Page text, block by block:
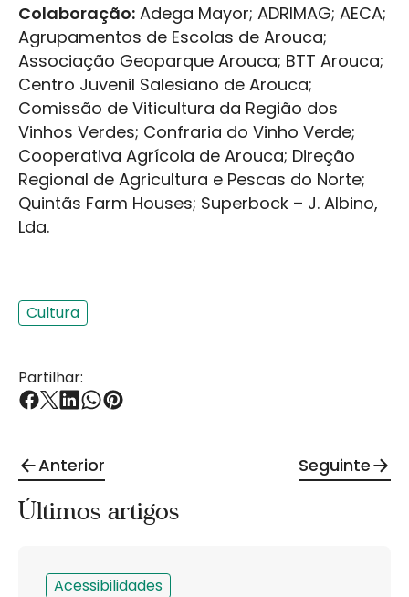
Colaboração: Adega Mayor; ADRIMAG; AECA;
Agrupamentos de Escolas de Arouca;
Associação Geoparque Arouca; BTT Arouca;
Centro Juvenil Salesiano de Arouca;
Comissão de Viticultura da Região dos
Vinhos Verdes; Confraria do Vinho Verde;
Cooperativa Agrícola de Arouca; Direção
Regional de Agricultura e Pescas do Norte;
Quintãs Farm Houses; Superbock – J. Albino,
Lda.
Cultura
Partilhar:
Anterior Seguinte
Últimos artigos
Acessibilidades